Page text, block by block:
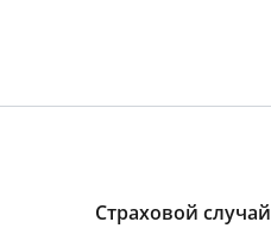
Страховой случай